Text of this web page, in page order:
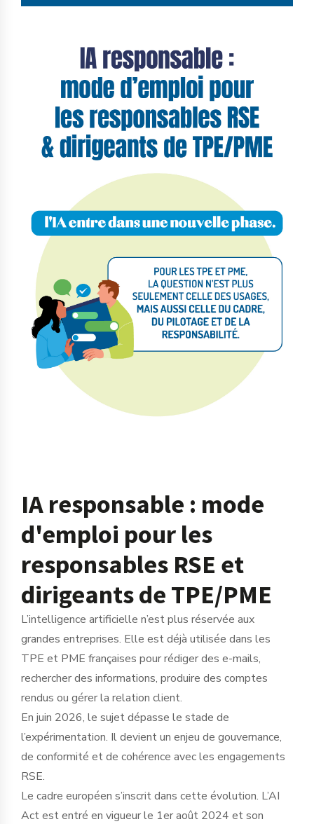
IA responsable : mode
d'emploi pour les
responsables RSE et
dirigeants de TPE/PME
L’intelligence artificielle n’est plus réservée aux
grandes entreprises. Elle est déjà utilisée dans les
TPE et PME françaises pour rédiger des e-mails,
rechercher des informations, produire des comptes
rendus ou gérer la relation client.
En juin 2026, le sujet dépasse le stade de
l’expérimentation. Il devient un enjeu de gouvernance,
de conformité et de cohérence avec les engagements
RSE.
Le cadre européen s’inscrit dans cette évolution. L’AI
Act est entré en vigueur le 1er août 2024 et son